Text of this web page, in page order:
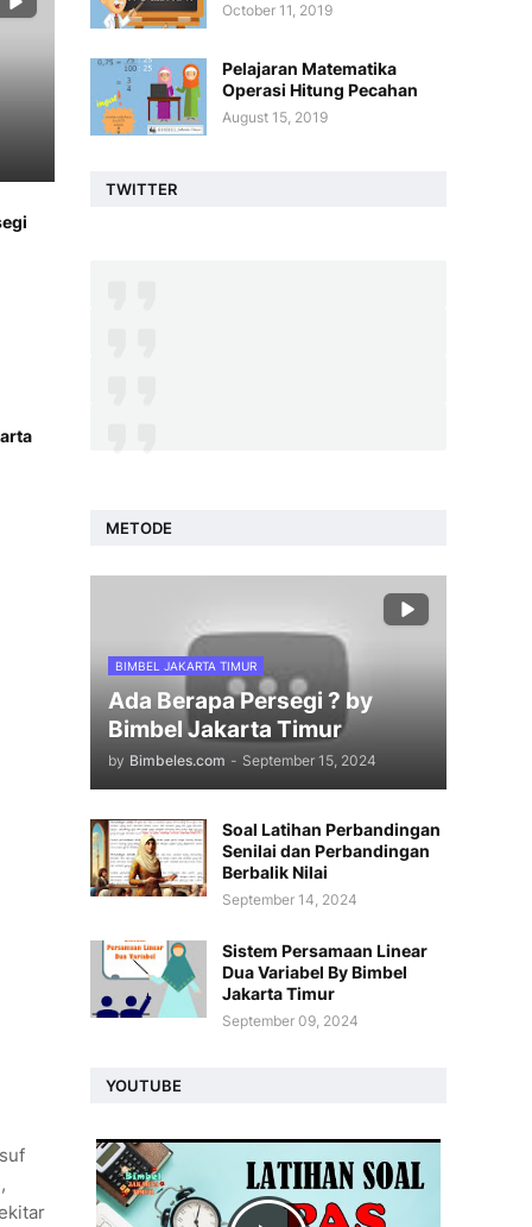
October 11, 2019
Pelajaran Matematika
Operasi Hitung Pecahan
August 15, 2019
TWITTER
METODE
BIMBEL JAKARTA TIMUR
Ada Berapa Persegi ? by
Bimbel Jakarta Timur
by Bimbeles.com - September 15, 2024
Soal Latihan Perbandingan
Senilai dan Perbandingan
Berbalik Nilai
September 14, 2024
Sistem Persamaan Linear
Dua Variabel By Bimbel
Jakarta Timur
September 09, 2024
YOUTUBE